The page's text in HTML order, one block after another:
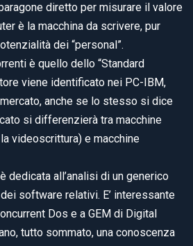
diretto per misurare il valore
è la macchina da scrivere, pur
dei “personal”.
è quello dello “Standard
viene identificato nei PC-IBM,
anche se lo stesso si dice
si differenzierà tra macchine
videoscrittura) e macchine
dedicata all’analisi di un generico
software relativi. E’ interessante
Dos e a GEM di Digital
tutto sommato, una conoscenza